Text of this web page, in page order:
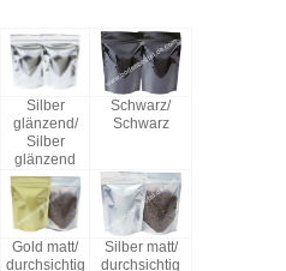
Silber
glänzend/
Silber
glänzend
Schwarz/
Schwarz
Gold matt/
durchsichtig
Silber matt/
durchsichtig